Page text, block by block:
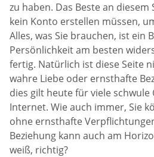
zu haben. Das Beste an diesem
kein Konto erstellen müssen,
Alles, was Sie brauchen, ist ein
Persönlichkeit am besten
fertig. Natürlich ist diese Seite
wahre Liebe oder ernsthafte
dies gilt heute für viele schwule
Internet. Wie auch immer, Sie
ohne ernsthafte
Beziehung kann auch am
weiß, richtig?